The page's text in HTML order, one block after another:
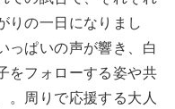
りの一日になりまし
っぱいの声が響き、白
をフォローする姿や共
。周りで応援する大人